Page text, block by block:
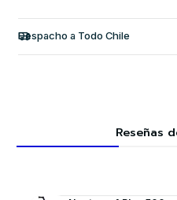
Despacho a Todo Chile
Reseñas